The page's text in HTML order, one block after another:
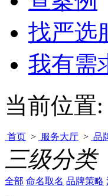
找严选
我有需
当前位置:
首页 > 服务大厅 > 品
三级分类
全部 命名取名 品牌策略